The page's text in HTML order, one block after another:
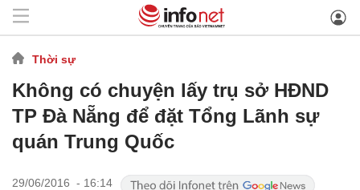
Thời sự
Không có chuyện lấy trụ sở HĐND
TP Đà Nẵng để đặt Tổng Lãnh sự
quán Trung Quốc
29/06/2016 - 16:14